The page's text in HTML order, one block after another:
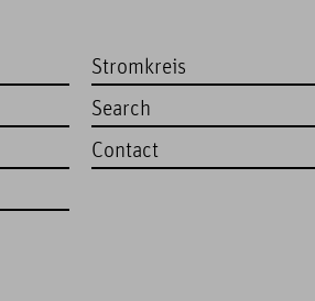
Stromkreis
Contact